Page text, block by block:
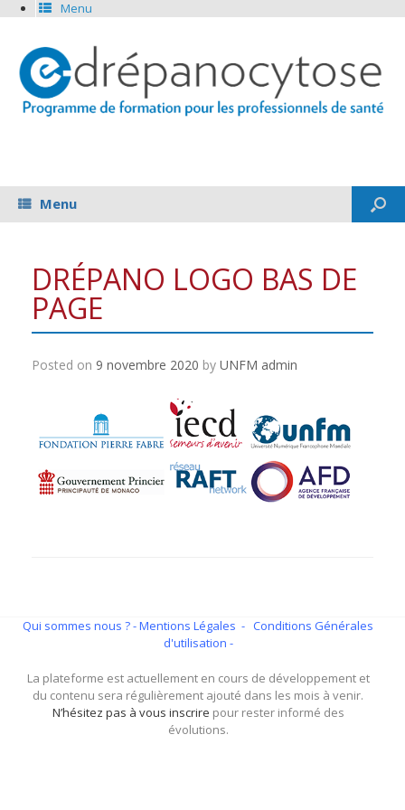
Menu
Menu
DRÉPANO LOGO BAS DE
PAGE
Posted on 9 novembre 2020 by UNFM admin
Qui sommes nous ?- Mentions Légales - Conditions Générales
d'utilisation -
La plateforme est actuellement en cours de développement et
du contenu sera régulièrement ajouté dans les mois à venir.
N’hésitez pas à vous inscrire pour rester informé des
évolutions.